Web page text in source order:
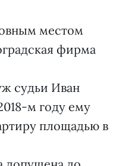
местом
фирма
судьи Иван
м году ему
площадью в